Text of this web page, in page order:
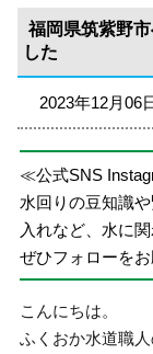
福岡県筑紫野
した
2023年12月06
≪公式SNS
水回りの豆知識
入れなど、水に
ぜひフォローをお
こんにちは。
ふくおか水道職